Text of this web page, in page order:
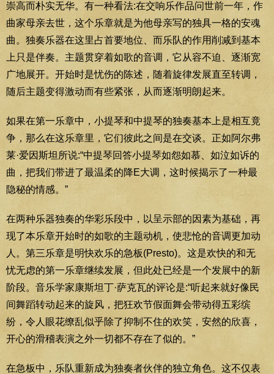
崇高而朴实无华。有一种看法:在交响乐作品问世前一年，作
曲家母亲去世，这个乐章就是为他母亲写的独具一格的安魂
曲。独奏乐器在这里占首要地位、而乐队的作用削减到基本
上只是伴奏。主题贯穿着如歌的音调，它从容不迫、逐渐宽
广地展开。开始时是忧伤的陈述，随着旋律发展直至转调，
随后主题变得激动而有些紧张，从而逐渐明朗起来。
如果在第一乐章中，小提琴和中提琴的独奏基本上是相互竟
争，那么在这乐章里，它们彼此之间是在交谈。正如阿尔弗
莱·爱因斯坦所说:“中提琴回答小提琴如怨如慕、如泣如诉的
曲，把我们带进了最温柔的降E大调，这时候揭示了一种最
隐秘的情感。”
在两种乐器独奏的华彩乐段中，以呈示部的因素为基础，再
现了本乐章开始时的如歌的主题动机，使悲怆的音调更加动
人。第三乐章是明快欢乐的急板(Presto)。这是欢快的和无
忧无虑的第一乐章继续发展，但此处已经是一个发展中的新
阶段。音乐学家康斯坦丁·萨克瓦的评论是:“听起来就好像民
间舞蹈转动起来的旋风，把狂欢节假面舞会带动得五彩缤
纷，令人眼花缭乱似乎除了抑制不住的欢笑，安然的欣喜，
开心的滑稽表演之外一切都不存在了似的。”
在急板中，乐队重新成为独奏者伙伴的独立角色。这不仅表